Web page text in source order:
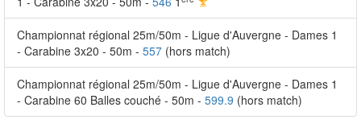
Championnat régional 25m/50m - Ligue d'Auvergne - Dames 1
- Carabine 3x20 - 50m - 557 (hors match)
Championnat régional 25m/50m - Ligue d'Auvergne - Dames 1
- Carabine 60 Balles couché - 50m - 599.9 (hors match)